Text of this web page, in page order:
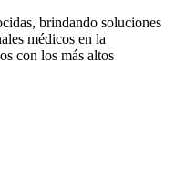
brindando soluciones
médicos en la
con los más altos